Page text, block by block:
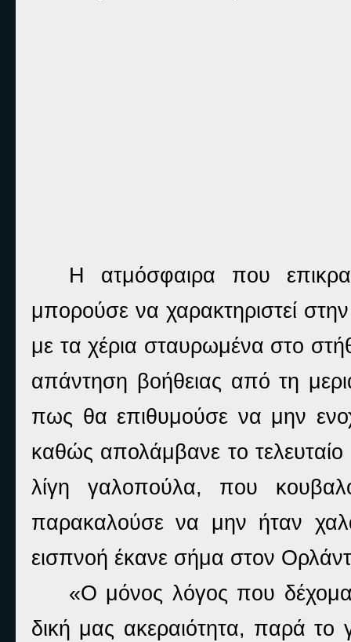
Η ατμόσφαιρα που
μπορούσε να χαρακτηριστεί
με τα χέρια σταυρωμένα στο
απάντηση βοήθειας από τη
πως θα επιθυμούσε να μην
καθώς απολάμβανε το
λίγη γαλοπούλα, που
παρακαλούσε να μην ήταν
εισπνοή έκανε σήμα στον
«Ο μόνος λόγος που δέχομαι
δική μας ακεραιότητα, παρά